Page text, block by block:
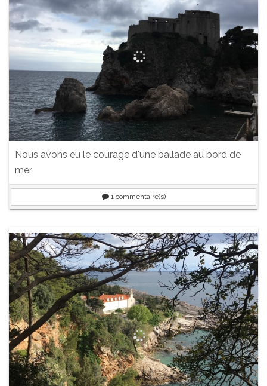
Nous avons eu le courage d'une ballade au bord de
mer
1 commentaire(s)